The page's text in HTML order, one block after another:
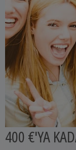
400 €'YA